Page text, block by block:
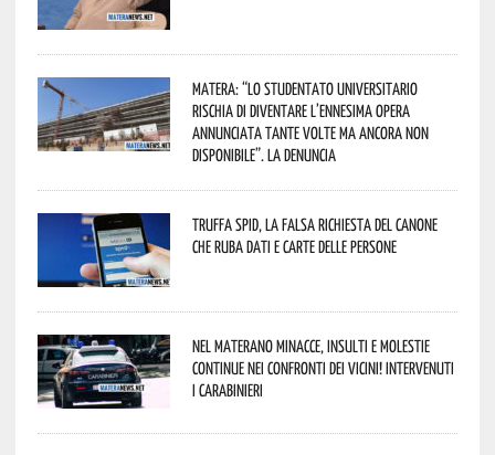
Matera: “Lo studentato universitario
rischia di diventare l’ennesima opera
annunciata tante volte ma ancora non
disponibile”. La denuncia
Truffa Spid, la falsa richiesta del canone
che ruba dati e carte delle persone
Nel materano minacce, insulti e molestie
continue nei confronti dei vicini! Intervenuti
i Carabinieri